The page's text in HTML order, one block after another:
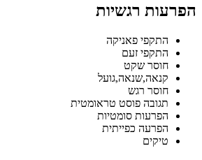
הפרעות רגשיות
התקפי פאניקה
התקפי זעם
חוסר שקט
קנאה,שנאה,גועל
חוסר רגש
תגובה פוסט טראומטית
הפרעות סומטיות
הפרעה כפייתית
טיקים